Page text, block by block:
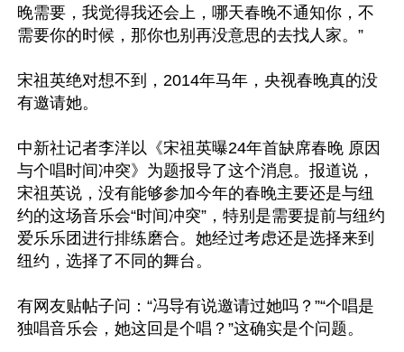
晚需要，我觉得我还会上，哪天春晚不通知你，不
需要你的时候，那你也别再没意思的去找人家。”
宋祖英绝对想不到，2014年马年，央视春晚真的没
有邀请她。
中新社记者李洋以《宋祖英曝24年首缺席春晚 原因
与个唱时间冲突》为题报导了这个消息。报道说，
宋祖英说，没有能够参加今年的春晚主要还是与纽
约的这场音乐会“时间冲突”，特别是需要提前与纽约
爱乐乐团进行排练磨合。她经过考虑还是选择来到
纽约，选择了不同的舞台。
有网友贴帖子问：“冯导有说邀请过她吗？”“个唱是
独唱音乐会，她这回是个唱？”这确实是个问题。